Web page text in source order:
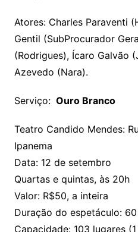
Atores: Charles Paraventi
Gentil (SubProcurador
(Rodrigues), Ícaro Galvão
Azevedo (Nara).
Serviço: Ouro Branco
Teatro Candido Mendes:
Ipanema
Data: 12 de setembro
Quartas e quintas, às 20h
Valor: R$50, a inteira
Duração do espetáculo:
Capacidade: 103 lugares